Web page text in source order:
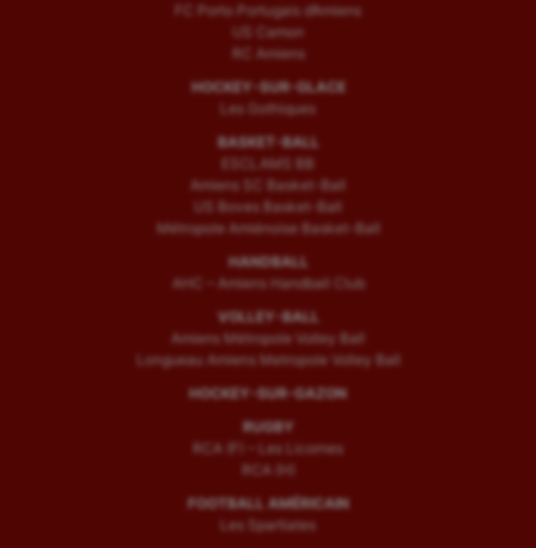
FC Porto Portugais d’Amiens
US Camon
RC Amiens
HOCKEY-SUR-GLACE
Les Gothiques
BASKET-BALL
ESCLAMS BB
Amiens SC Basket-Ball
US Boves Basket-Ball
Métropole Amiénoise Basket-Ball
HANDBALL
AHC – Amiens Handball Club
VOLLEY-BALL
Amiens Métropole Volley Ball
Longueau Amiens Metropole Volley Ball
HOCKEY-SUR-GAZON
RUGBY
RCA (F) – Les Licornes
RCA (H)
FOOTBALL AMÉRICAIN
Les Spartiates